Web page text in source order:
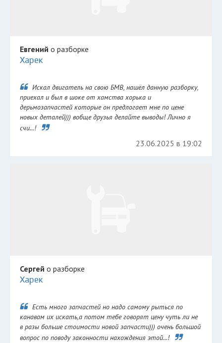
Евгений о разборке
Харек
Искал двигатель на свою БМВ, нашёл данную разборку,
приехал и был в шоке от хамства хорька и
дерьмозапчастей которые он предлогает мне по цене
новых деталей))) вобще друзья делайте выводы! Лично я
счи...!
23.06.2025 в 19:02
Сергей о разборке
Харек
Есть много запчастей но надо самому рыться по
канавам их искать,а потом тебе говорят цену чуть ли не
в разы больше стоимости новой запчасти))) очень большой
вопрос по поводу законности нахождения этой...!